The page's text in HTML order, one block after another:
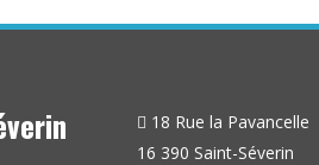
18 Rue la Pavancelle
16 390 Saint-Séverin